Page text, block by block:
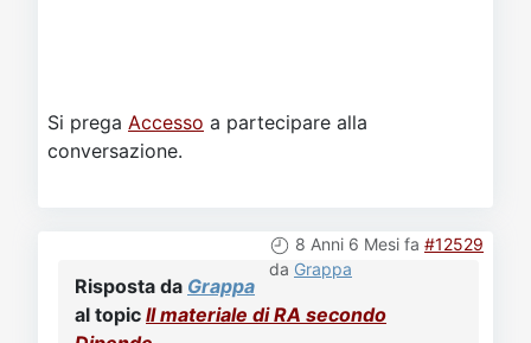
Si prega Accesso a partecipare alla
conversazione.
8 Anni 6 Mesi fa #12529
da Grappa
Risposta da Grappa
al topic Il materiale di RA secondo